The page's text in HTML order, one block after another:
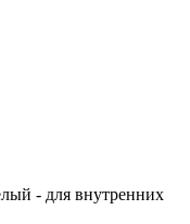
- для внутренних